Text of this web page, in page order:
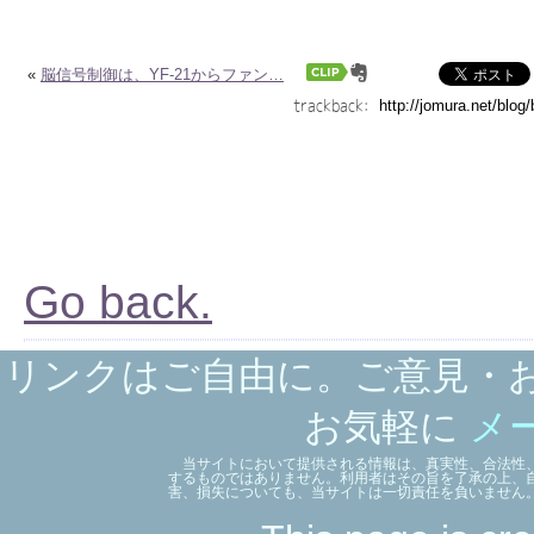
« 脳信号制御は、YF-21からファン…
trackback:
Go back.
リンクはご自由に。ご意見・
お気軽に メ
当サイトにおいて提供される情報は、真実性、合法性
するものではありません。利用者はその旨を了承の上
害、損失についても、当サイトは一切責任を負いません